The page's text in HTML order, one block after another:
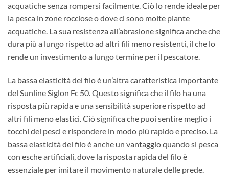
acquatiche senza rompersi facilmente. Ciò lo rende ideale per
la pesca in zone rocciose o dove ci sono molte piante
acquatiche. La sua resistenza all’abrasione significa anche che
dura più a lungo rispetto ad altri fili meno resistenti, il che lo
rende un investimento a lungo termine per il pescatore.
La bassa elasticità del filo è un’altra caratteristica importante
del Sunline Siglon Fc 50. Questo significa che il filo ha una
risposta più rapida e una sensibilità superiore rispetto ad
altri fili meno elastici. Ciò significa che puoi sentire meglio i
tocchi dei pesci e rispondere in modo più rapido e preciso. La
bassa elasticità del filo è anche un vantaggio quando si pesca
con esche artificiali, dove la risposta rapida del filo è
essenziale per imitare il movimento naturale delle prede.